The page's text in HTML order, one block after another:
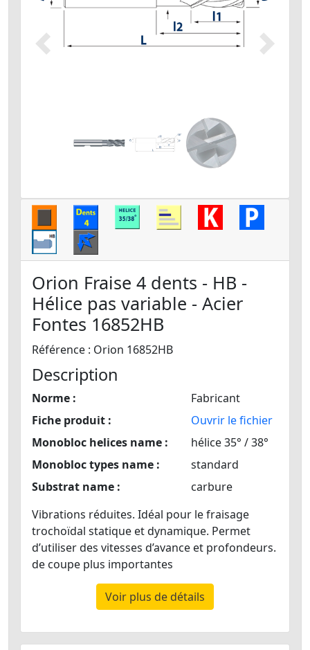
Précédent Suivant
Orion Fraise 4 dents - HB -
Hélice pas variable - Acier
Fontes 16852HB
Référence : Orion 16852HB
Description
Norme :
Fabricant
Fiche produit :
Ouvrir le fichier
Monobloc helices name :
hélice 35° / 38°
Monobloc types name :
standard
Substrat name :
carbure
Vibrations réduites. Idéal pour le fraisage
trochoïdal statique et dynamique. Permet
d’utiliser des vitesses d’avance et profondeurs.
de coupe plus importantes
Voir plus de détails